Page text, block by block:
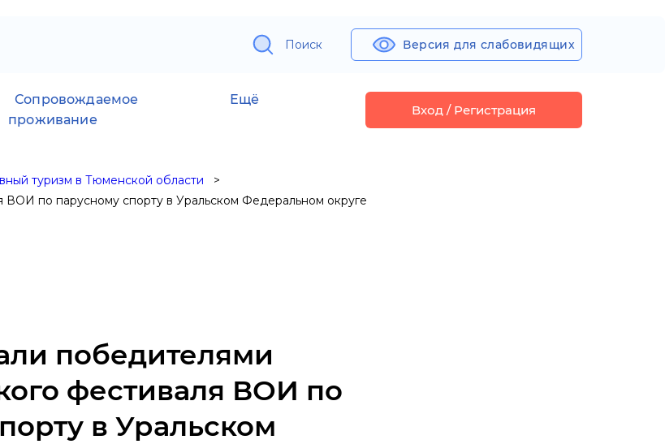
Поиск Версия для слабовидящих
Сопровождаемое
проживание
Ещё
Вход / Регистрация
туризм в Тюменской области
по парусному спорту в Уральском Федеральном округе
победителями
фестиваля ВОИ по
в Уральском